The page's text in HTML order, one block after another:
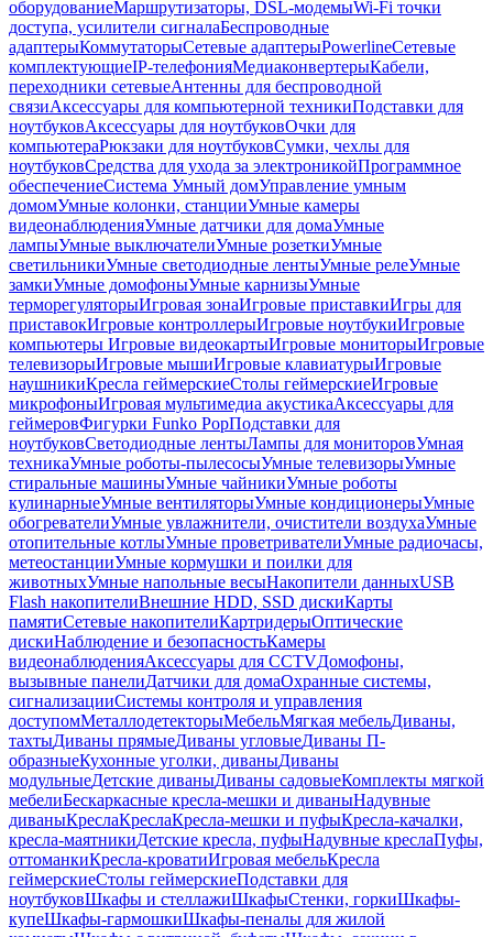
оборудованиеМаршрутизаторы, DSL-модемыWi-Fi точки
доступа, усилители сигналаБеспроводные
адаптерыКоммутаторыСетевые адаптерыPowerlineСетевые
комплектующиеIP-телефонияМедиаконвертерыКабели,
переходники сетевыеАнтенны для беспроводной
связиАксессуары для компьютерной техникиПодставки для
ноутбуковАксессуары для ноутбуковОчки для
компьютераРюкзаки для ноутбуковСумки, чехлы для
ноутбуковСредства для ухода за электроникойПрограммное
обеспечениеСистема Умный домУправление умным
домомУмные колонки, станцииУмные камеры
видеонаблюденияУмные датчики для домаУмные
лампыУмные выключателиУмные розеткиУмные
светильникиУмные светодиодные лентыУмные релеУмные
замкиУмные домофоныУмные карнизыУмные
терморегуляторыИгровая зонаИгровые приставкиИгры для
приставокИгровые контроллерыИгровые ноутбукиИгровые
компьютеры Игровые видеокартыИгровые мониторыИгровые
телевизорыИгровые мышиИгровые клавиатурыИгровые
наушникиКресла геймерскиеСтолы геймерскиеИгровые
микрофоныИгровая мультимедиа акустикаАксессуары для
геймеровФигурки Funko PopПодставки для
ноутбуковСветодиодные лентыЛампы для мониторовУмная
техникаУмные роботы-пылесосыУмные телевизорыУмные
стиральные машиныУмные чайникиУмные роботы
кулинарныеУмные вентиляторыУмные кондиционерыУмные
обогревателиУмные увлажнители, очистители воздухаУмные
отопительные котлыУмные проветривателиУмные радиочасы,
метеостанцииУмные кормушки и поилки для
животныхУмные напольные весыНакопители данныхUSB
Flash накопителиВнешние HDD, SSD дискиКарты
памятиСетевые накопителиКартридерыОптические
дискиНаблюдение и безопасностьКамеры
видеонаблюденияАксессуары для CCTVДомофоны,
вызывные панелиДатчики для домаОхранные системы,
сигнализацииСистемы контроля и управления
доступомМеталлодетекторыМебельМягкая мебельДиваны,
тахтыДиваны прямыеДиваны угловыеДиваны П-
образныеКухонные уголки, диваныДиваны
модульныеДетские диваныДиваны садовыеКомплекты мягкой
мебелиБескаркасные кресла-мешки и диваныНадувные
диваныКреслаКреслаКресла-мешки и пуфыКресла-качалки,
кресла-маятникиДетские кресла, пуфыНадувные креслаПуфы,
оттоманкиКресла-кроватиИгровая мебельКресла
геймерскиеСтолы геймерскиеПодставки для
ноутбуковШкафы и стеллажиШкафыСтенки, горкиШкафы-
купеШкафы-гармошкиШкафы-пеналы для жилой